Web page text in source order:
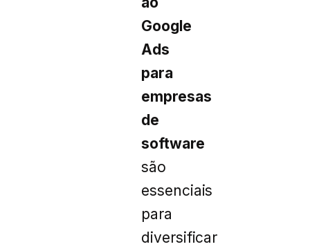
Google
Ads
para
empresas
de
software
são
essenciais
para
diversificar